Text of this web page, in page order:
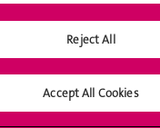
Reject All
Accept All Cookies